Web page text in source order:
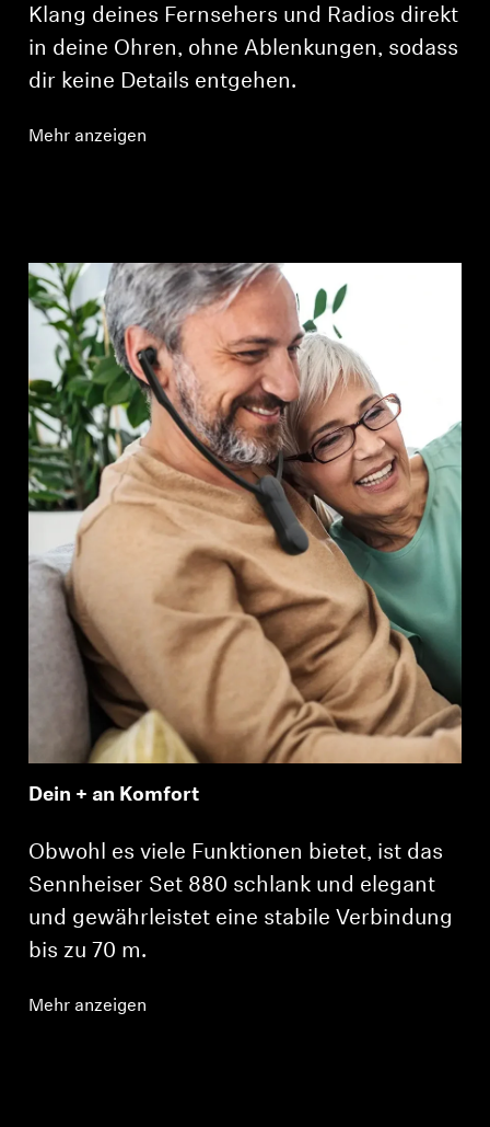
Klang deines Fernsehers und Radios direkt
in deine Ohren, ohne Ablenkungen, sodass
dir keine Details entgehen.
Mehr anzeigen
Dein + an Komfort
Obwohl es viele Funktionen bietet, ist das
Sennheiser Set 880 schlank und elegant
und gewährleistet eine stabile Verbindung
bis zu 70 m.
Mehr anzeigen